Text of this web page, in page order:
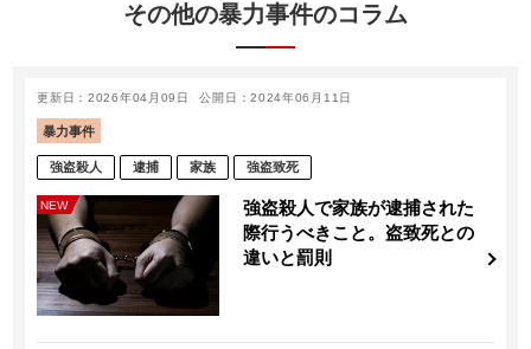
その他の暴力事件のコラム
更新日：2026年04月09日 公開日：2024年06月11日
暴力事件
強盗殺人 逮捕 家族 強盗致死
NEW
強盗殺人で家族が逮捕された
際行うべきこと。盗致死との
違いと罰則